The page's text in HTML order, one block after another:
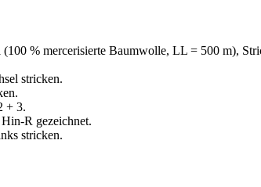
% mercerisierte Baumwolle, LL = 500 m),
stricken.
+ 3.
R gezeichnet.
stricken.